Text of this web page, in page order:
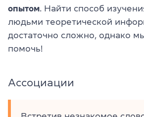
опытом. Найти способ
людьми теоретической
достаточно сложно, однако
помочь!
Ассоциации